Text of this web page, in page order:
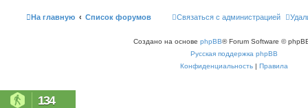
На главную Список форумов Связаться с администрацией
Создано на основе phpBB® Forum Software ©
Русская поддержка phpBB
Конфиденциальность | Правила
134